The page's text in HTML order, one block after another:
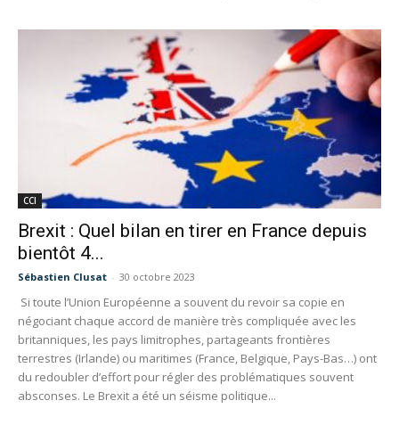
CCI
Brexit : Quel bilan en tirer en France depuis
bientôt 4...
Sébastien Clusat - 30 octobre 2023
Si toute l’Union Européenne a souvent du revoir sa copie en
négociant chaque accord de manière très compliquée avec les
britanniques, les pays limitrophes, partageants frontières
terrestres (Irlande) ou maritimes (France, Belgique, Pays-Bas…) ont
du redoubler d’effort pour régler des problématiques souvent
absconses. Le Brexit a été un séisme politique...